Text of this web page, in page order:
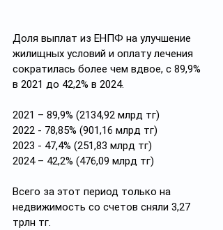
Доля выплат из ЕНПФ на улучшение
жилищных условий и оплату лечения
сократилась более чем вдвое, с 89,9%
в 2021 до 42,2% в 2024.
2021 – 89,9% (2134,92 млрд тг)
2022 - 78,85% (901,16 млрд тг)
2023 - 47,4% (251,83 млрд тг)
2024 – 42,2% (476,09 млрд тг)
Всего за этот период только на
недвижимость со счетов сняли 3,27
трлн тг.